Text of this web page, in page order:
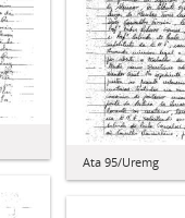
Ata 95/Uremg